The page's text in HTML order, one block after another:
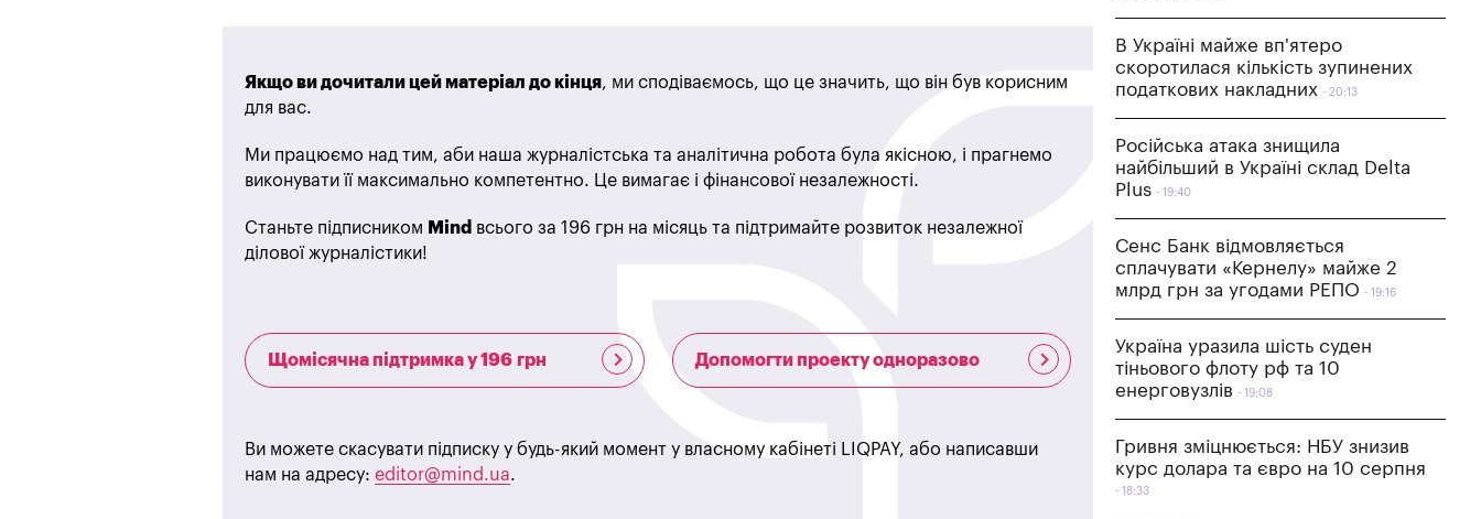
Якщо ви дочитали цей матеріал до кінця, ми сподіваємось, що це значить, що він був корисним
для вас.
Ми працюємо над тим, аби наша журналістська та аналітична робота була якісною, і прагнемо
виконувати її максимально компетентно. Це вимагає і фінансової незалежності.
Станьте підписником Mind всього за 196 грн на місяць та підтримайте розвиток незалежної
ділової журналістики!
Щомісячна підтримка у 196 грн Допомогти проекту одноразово
Ви можете скасувати підписку у будь-який момент у власному кабінеті LIQPAY, або написавши
нам на адресу: editor@mind.ua.
В Україні майже вп'ятеро
скоротилася кількість зупинених
податкових накладних
20:13
Російська атака знищила
найбільший в Україні склад Delta
Plus
19:40
Сенс Банк відмовляється
сплачувати «Кернелу» майже 2
млрд грн за угодами РЕПО
19:16
Україна уразила шість суден
тіньового флоту рф та 10
енерговузлів
19:08
Гривня зміцнюється: НБУ знизив
курс долара та євро на 10 серпня
18:33